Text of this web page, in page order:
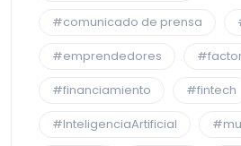
#comunicado de prensa
#emprendedores
#financiamiento
#fintech
#InteligenciaArtificial